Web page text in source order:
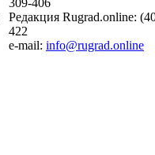
Редакция Rugrad.online:
422
e-mail: info@rugrad.online